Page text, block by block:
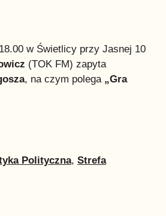
w Świetlicy przy Jasnej 10
(TOK FM) zapyta
, na czym polega „Gra
Polityczna, Strefa